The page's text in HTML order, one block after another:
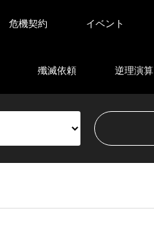
危機契約 イベント
殲滅依頼 逆理演算